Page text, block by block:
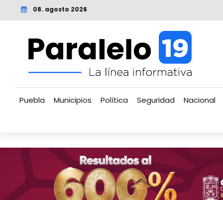
08. agosto 2026
Puebla Municipios Política Seguridad Nacional